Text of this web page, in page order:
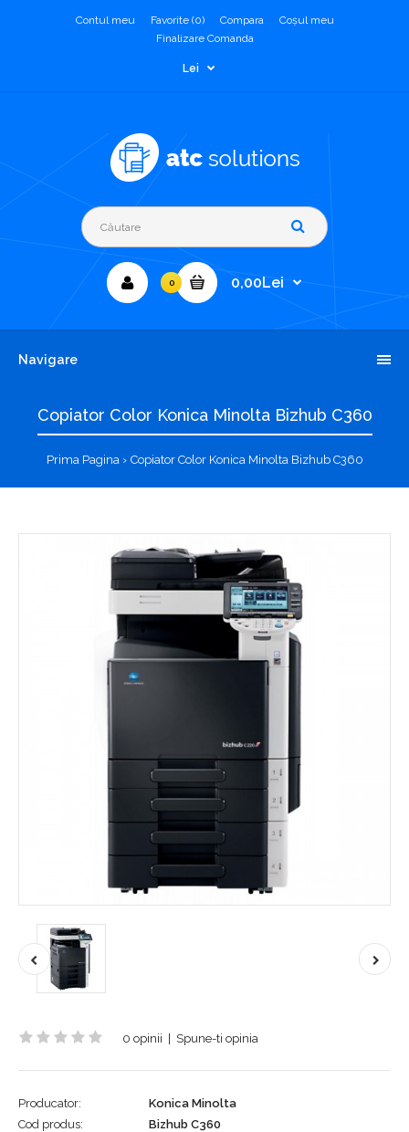
Contul meu Favorite (0) Compara
Coşul meu
Finalizare Comanda
Lei
0 0,00Lei
Navigare
Copiator Color Konica Minolta Bizhub C360
Prima Pagina Copiator Color Konica Minolta Bizhub C360
0 opinii Spune-ti opinia
Producator:
Konica Minolta
Cod produs:
Bizhub C360